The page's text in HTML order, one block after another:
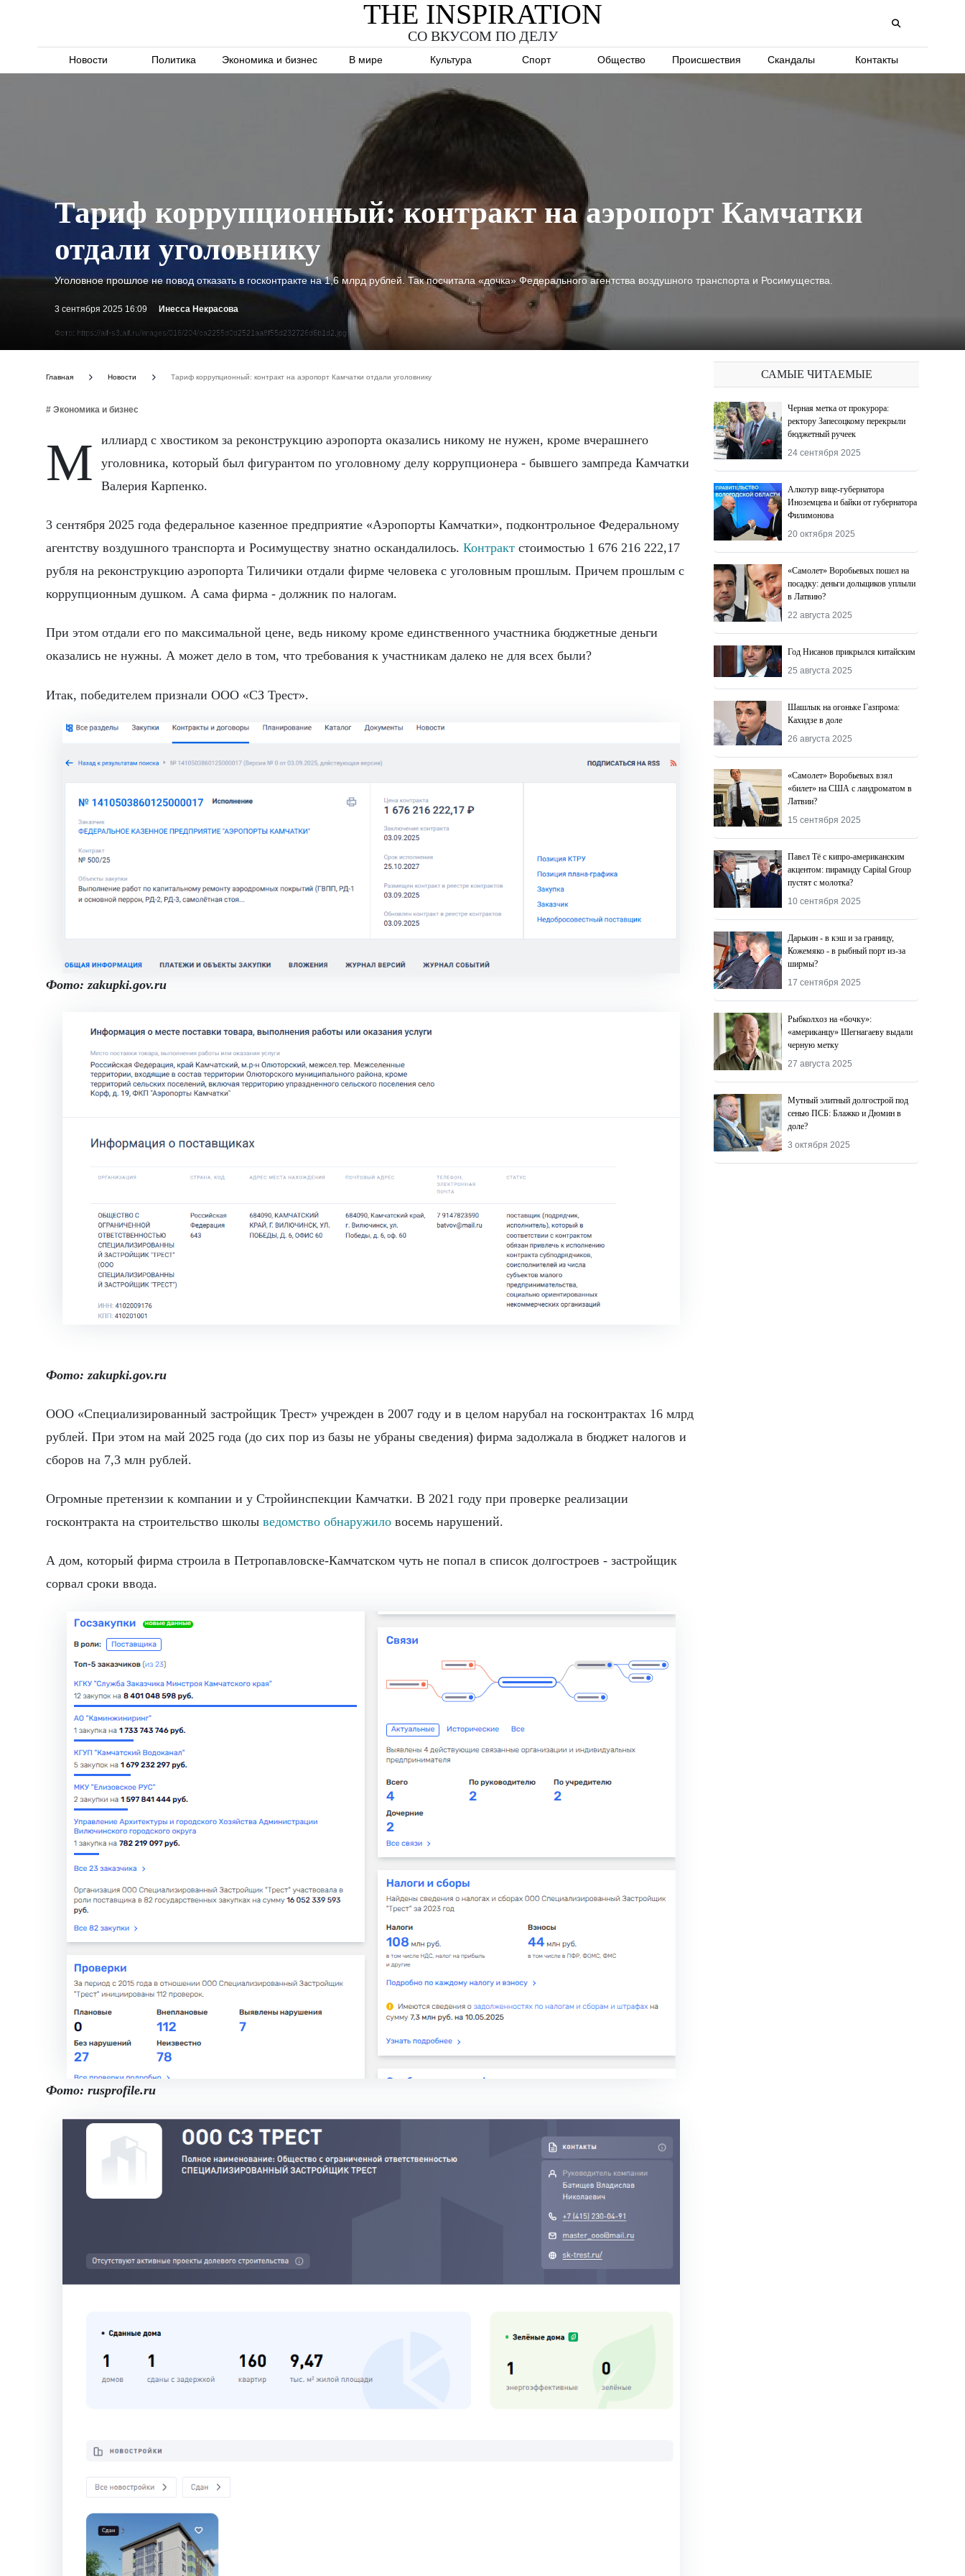
THE INSPIRATION
СО ВКУСОМ ПО ДЕЛУ
Новости Политика Экономика и бизнес В мире Культура Спорт Общество Происшествия Скандалы Контакты
Фото: https://aif-s3.aif.ru/images/016/204/ca2255d0d2521aa8f55d232726d6b1d2.jpg
Тариф коррупционный: контракт на аэропорт Камчатки
отдали уголовнику
Уголовное прошлое не повод отказать в госконтракте на 1,6 млрд рублей. Так посчитала «дочка» Федерального агентства воздушного транспорта и Росимущества.
3 сентября 2025 16:09 Инесса Некрасова
Главная Новости Тариф коррупционный: контракт на аэропорт Камчатки отдали уголовнику
# Экономика и бизнес
Миллиард с хвостиком за реконструкцию аэропорта оказались никому не нужен, кроме вчерашнего
уголовника, который был фигурантом по уголовному делу коррупционера - бывшего зампреда Камчатки
Валерия Карпенко.
3 сентября 2025 года федеральное казенное предприятие «Аэропорты Камчатки», подконтрольное Федеральному
агентству воздушного транспорта и Росимуществу знатно оскандалилось. Контракт стоимостью 1 676 216 222,17
рубля на реконструкцию аэропорта Тиличики отдали фирме человека с уголовным прошлым. Причем прошлым с
коррупционным душком. А сама фирма - должник по налогам.
При этом отдали его по максимальной цене, ведь никому кроме единственного участника бюджетные деньги
оказались не нужны. А может дело в том, что требования к участникам далеко не для всех были?
Итак, победителем признали ООО «СЗ Трест».
Фото: zakupki.gov.ru
Фото: zakupki.gov.ru
ООО «Специализированный застройщик Трест» учрежден в 2007 году и в целом нарубал на госконтрактах 16 млрд
рублей. При этом на май 2025 года (до сих пор из базы не убраны сведения) фирма задолжала в бюджет налогов и
сборов на 7,3 млн рублей.
Огромные претензии к компании и у Стройинспекции Камчатки. В 2021 году при проверке реализации
госконтракта на строительство школы ведомство обнаружило восемь нарушений.
А дом, который фирма строила в Петропавловске-Камчатском чуть не попал в список долгостроев - застройщик
сорвал сроки ввода.
Фото: rusprofile.ru
САМЫЕ ЧИТАЕМЫЕ
Черная метка от прокурора:
ректору Запесоцкому перекрыли
бюджетный ручеек
24 сентября 2025
Алкотур вице-губернатора
Иноземцева и байки от губернатора
Филимонова
20 октября 2025
«Самолет» Воробьевых пошел на
посадку: деньги дольщиков уплыли
в Латвию?
22 августа 2025
Год Нисанов прикрылся китайским
25 августа 2025
Шашлык на огоньке Газпрома:
Кахидзе в доле
26 августа 2025
«Самолет» Воробьевых взял
«билет» на США с ландроматом в
Латвии?
15 сентября 2025
Павел Тё с кипро-американским
акцентом: пирамиду Capital Group
пустят с молотка?
10 сентября 2025
Дарькин - в кэш и за границу,
Кожемяко - в рыбный порт из-за
ширмы?
17 сентября 2025
Рыбколхоз на «бочку»:
«американцу» Шегнагаеву выдали
черную метку
27 августа 2025
Мутный элитный долгострой под
сенью ПСБ: Блажко и Дюмин в
доле?
3 октября 2025